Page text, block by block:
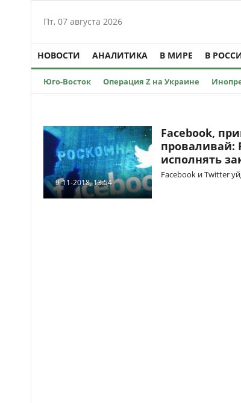
Пт, 07 августа 2026
НОВОСТИ АНАЛИТИКА В МИРЕ В
Юго-Восток Операция Z на Украине
9-11-2018, 13:54
Facebook,
проваливай:
исполнять
Facebook и Twitter